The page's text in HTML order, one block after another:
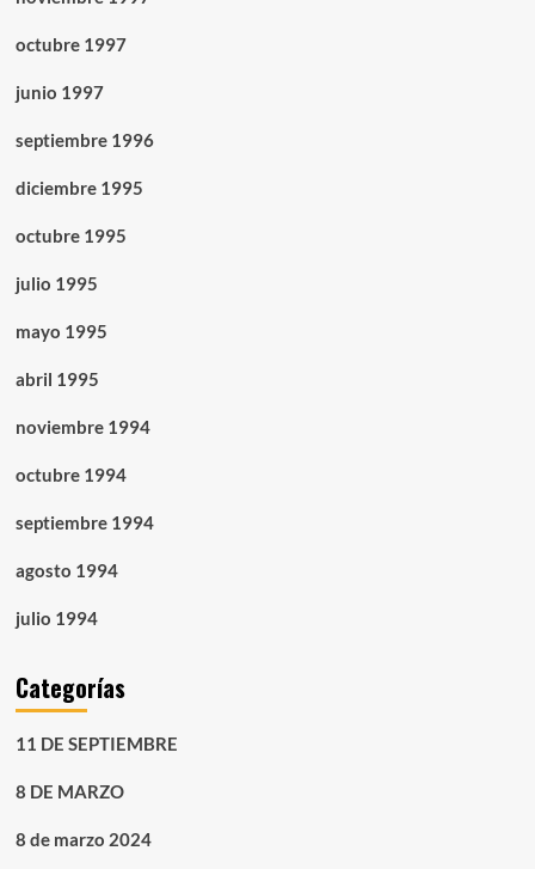
octubre 1997
junio 1997
septiembre 1996
diciembre 1995
octubre 1995
julio 1995
mayo 1995
abril 1995
noviembre 1994
octubre 1994
septiembre 1994
agosto 1994
julio 1994
Categorías
11 DE SEPTIEMBRE
8 DE MARZO
8 de marzo 2024